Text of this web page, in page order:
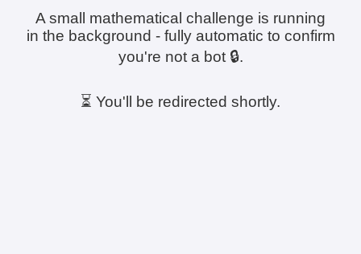
A small mathematical challenge is running
in the background - fully automatic to confirm
you're not a bot 🔒.
⏳ You'll be redirected shortly.